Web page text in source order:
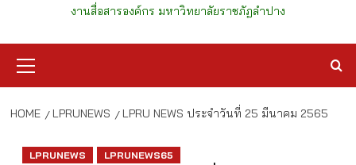
งานสื่อสารองค์กร มหาวิทยาลัยราชภัฏลำปาง
Menu
HOME LPRUNEWS LPRU NEWS ประจำวันที่ 25 มีนาคม 2565
LPRUNEWS LPRUNEWS65